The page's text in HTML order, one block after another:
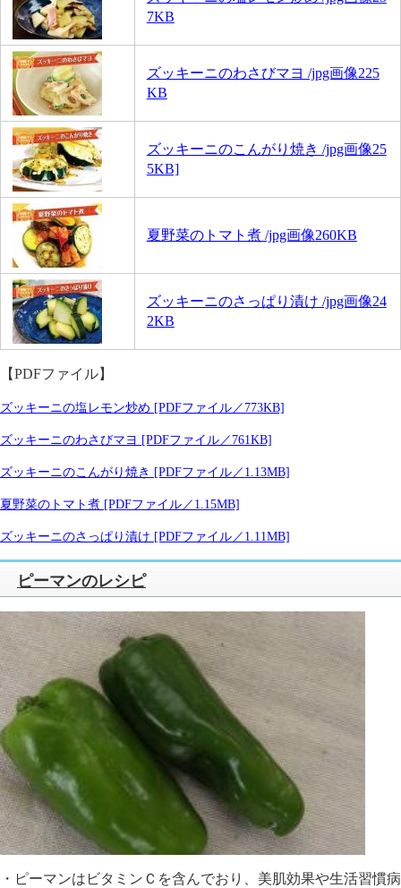
7KB
ズッキーニのわさびマヨ /jpg画像225
KB
ズッキーニのこんがり焼き /jpg画像25
5KB]
夏野菜のトマト煮 /jpg画像260KB
ズッキーニのさっぱり漬け /jpg画像24
2KB
【PDFファイル】
ズッキーニの塩レモン炒め [PDFファイル／773KB]
ズッキーニのわさびマヨ [PDFファイル／761KB]
ズッキーニのこんがり焼き [PDFファイル／1.13MB]
夏野菜のトマト煮 [PDFファイル／1.15MB]
ズッキーニのさっぱり漬け [PDFファイル／1.11MB]
ピーマンのレシピ
・ピーマンはビタミンＣを含んでおり、美肌効果や生活習慣病